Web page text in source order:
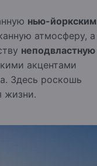
нью-йоркским
атмосферу, а
неподвластную
акцентами
Здесь роскошь
жизни.